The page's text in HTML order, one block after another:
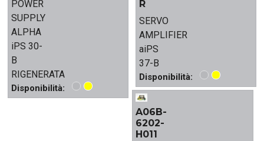
POWER
SUPPLY
ALPHA
iPS 30-
B
RIGENERATA
Disponibilità:
R
SERVO
AMPLIFIER
aiPS
37-B
Disponibilità:
A06B-
6202-
H011